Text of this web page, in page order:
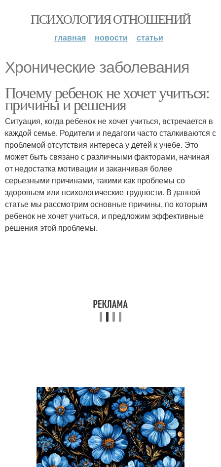
ПСИХОЛОГИЯ ОТНОШЕНИЙ
главная новости статьи
Хронические заболевания
Почему ребенок не хочет учиться:
причины и решения
Ситуация, когда ребенок не хочет учиться, встречается в
каждой семье. Родители и педагоги часто сталкиваются с
проблемой отсутствия интереса у детей к учебе. Это
может быть связано с различными факторами, начиная
от недостатка мотивации и заканчивая более
серьезными причинами, такими как проблемы со
здоровьем или психологические трудности. В данной
статье мы рассмотрим основные причины, по которым
ребенок не хочет учиться, и предложим эффективные
решения этой проблемы.